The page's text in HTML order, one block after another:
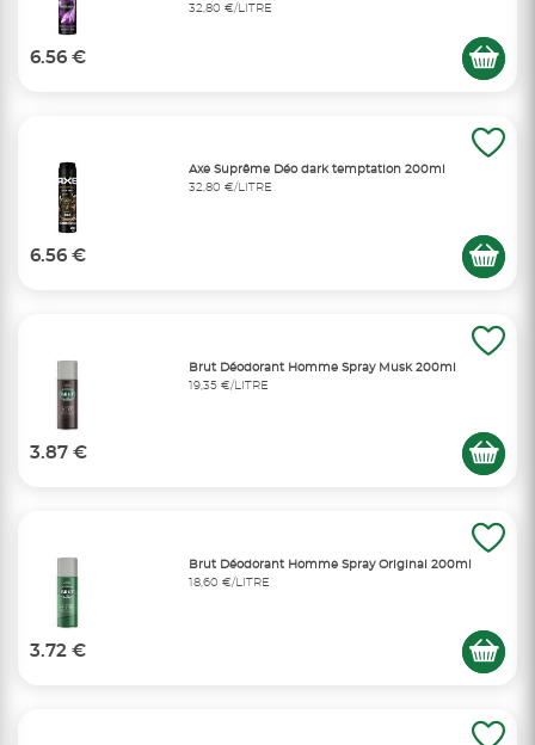
32,80 €/LITRE
6.56 €
Axe Suprême Déo dark temptation 200ml
32,80 €/LITRE
6.56 €
Brut Déodorant Homme Spray Musk 200ml
19,35 €/LITRE
3.87 €
Brut Déodorant Homme Spray Original 200ml
18,60 €/LITRE
3.72 €